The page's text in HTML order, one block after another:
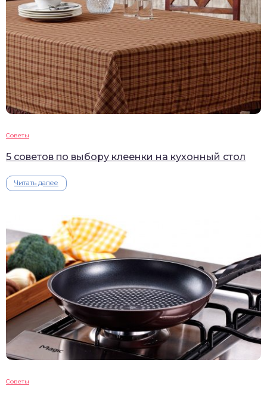
Советы
5 советов по выбору клеенки на кухонный стол
Читать далее
Советы